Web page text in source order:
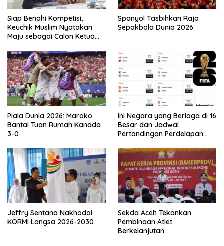
Siap Benahi Kompetisi,
Keuchik Muslim Nyatakan
Maju sebagai Calon Ketua
Spanyol Tasbihkan Raja
Sepakbola Dunia 2026
Piala Dunia 2026: Maroko
Bantai Tuan Rumah Kanada
3-0
Ini Negara yang Berlaga di 16
Besar dan Jadwal
Pertandingan Perdelapan
Jeffry Sentana Nakhodai
KORMI Langsa 2026-2030
Sekda Aceh Tekankan
Pembinaan Atlet
Berkelanjutan